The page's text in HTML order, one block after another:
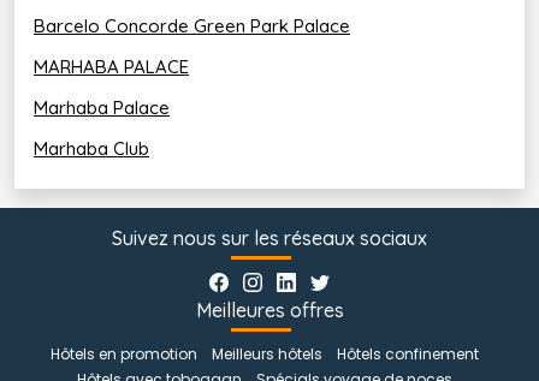
Barcelo Concorde Green Park Palace
MARHABA PALACE
Marhaba Palace
Marhaba Club
Suivez nous sur les réseaux sociaux
Meilleures offres
Hôtels en promotion Meilleurs hôtels
Hôtels confinement